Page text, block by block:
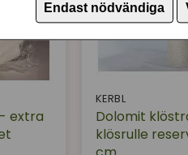
Endast nödvändiga
extra
KERBL
Dolomit
klösrulle